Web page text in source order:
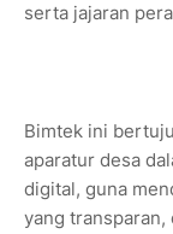
serta jajaran
Bimtek ini
aparatur desa
digital, guna
yang transparan,